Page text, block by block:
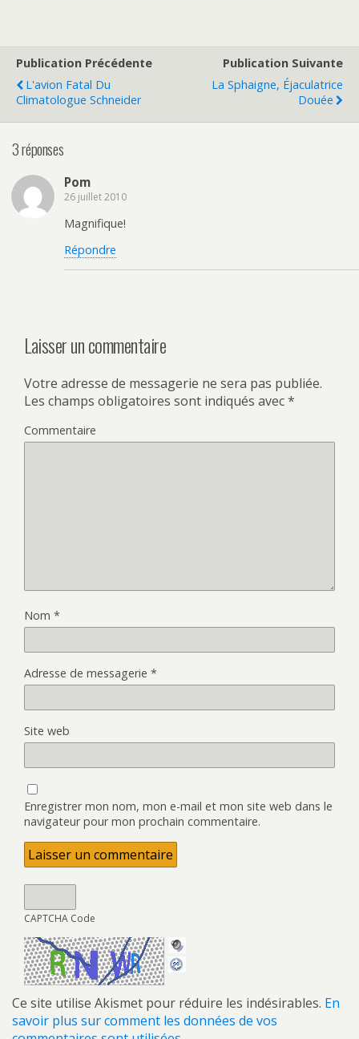
Publication Précédente
L'avion Fatal Du
Climatologue Schneider
Publication Suivante
La Sphaigne, Éjaculatrice
Douée
3 réponses
Pom
26 juillet 2010
Magnifique!
Répondre
Laisser un commentaire
Votre adresse de messagerie ne sera pas publiée.
Les champs obligatoires sont indiqués avec*
Commentaire
Nom *
Adresse de messagerie *
Site web
Enregistrer mon nom, mon e-mail et mon site web dans le
navigateur pour mon prochain commentaire.
CAPTCHA Code
Ce site utilise Akismet pour réduire les indésirables. En
savoir plus sur comment les données de vos